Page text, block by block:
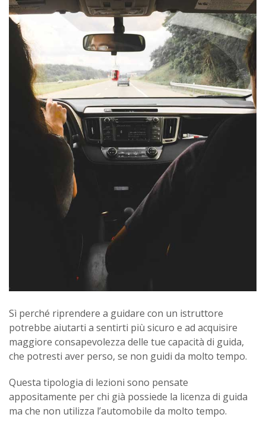
Sì perché riprendere a guidare con un istruttore
potrebbe aiutarti a sentirti più sicuro e ad acquisire
maggiore consapevolezza delle tue capacità di guida,
che potresti aver perso, se non guidi da molto tempo.
Questa tipologia di lezioni sono pensate
appositamente per chi già possiede la licenza di guida
ma che non utilizza l’automobile da molto tempo.